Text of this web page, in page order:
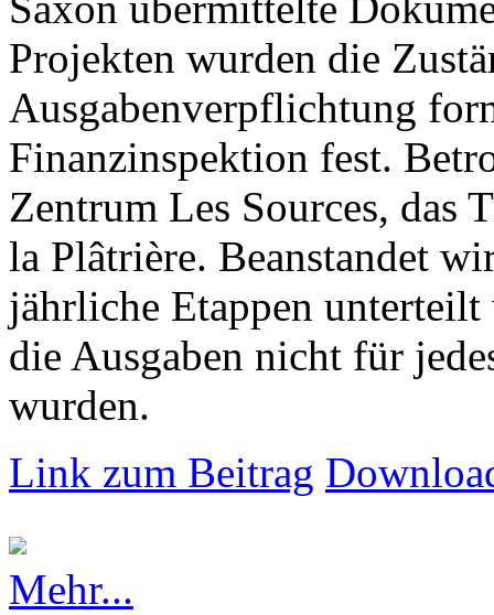
Projekten wurden die
Ausgabenverpflichtung
Finanzinspektion fest.
Zentrum Les Sources, das
la Plâtrière. Beanstandet
jährliche Etappen unterteilt
die Ausgaben nicht für
wurden.
Link zum Beitrag
Mehr...